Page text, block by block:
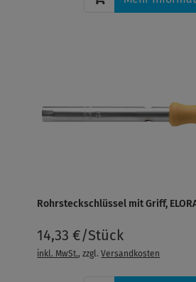
Rohrsteckschlüssel mit Griff,
14,33 €/Stück
inkl. MwSt., zzgl.Versandkosten